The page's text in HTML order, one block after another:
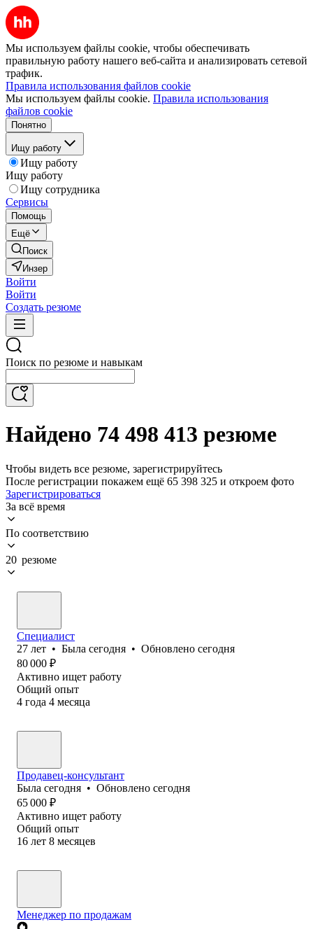
Мы используем файлы cookie, чтобы обеспечивать
правильную работу нашего веб-сайта и анализировать сетевой
трафик.
Правила использования файлов cookie
Мы используем файлы cookie. Правила использования
файлов cookie
Понятно
Ищу работу
Ищу работу
Ищу работу
Ищу сотрудника
Сервисы
Помощь
Ещё
Поиск
Инзер
Войти
Войти
Создать резюме
Поиск по резюме и навыкам
Найдено 74 498 413 резюме
Чтобы видеть все резюме, зарегистрируйтесь
После регистрации покажем ещё 65 398 325 и откроем фото
Зарегистрироваться
За всё время
По соответствию
20 резюме
Специалист
27 лет • Была сегодня • Обновлено сегодня
80 000 ₽
Активно ищет работу
Общий опыт
4 года 4 месяца
Продавец-консультант
Была сегодня • Обновлено сегодня
65 000 ₽
Активно ищет работу
Общий опыт
16 лет 8 месяцев
Менеджер по продажам